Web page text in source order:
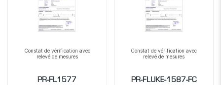
Constat de vérification avec
relevé de mesures
PR-FL1577
Constat de vérification avec
relevé de mesures
PR-FLUKE-1587-FC